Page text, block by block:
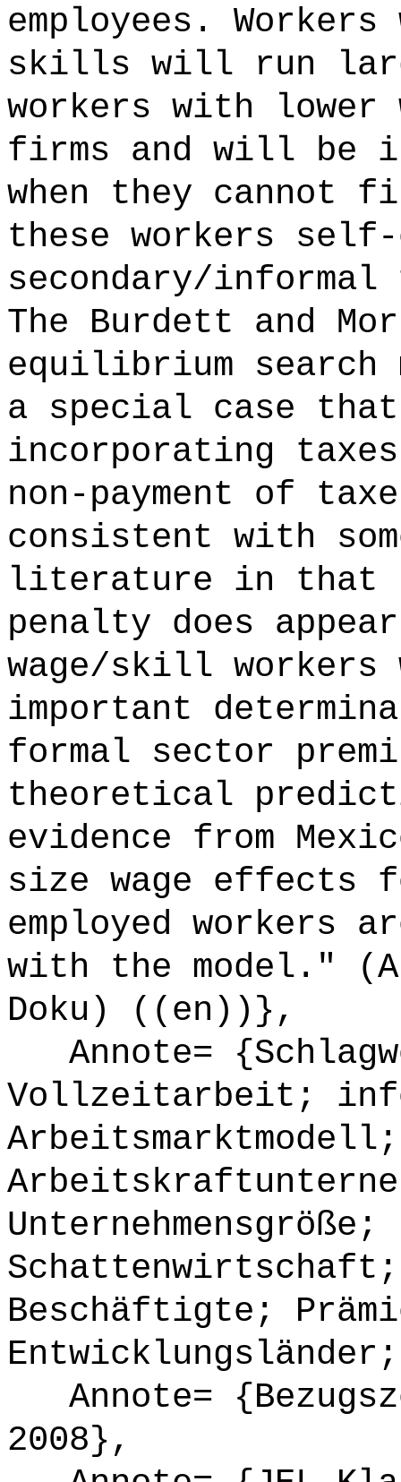
employees.
skills will run
workers with lower
firms and will be
when they cannot
these workers self-
secondary/informal
The Burdett and
equilibrium search
a special case that
incorporating
non-payment of
consistent with
literature in that
penalty does
wage/skill
important
formal sector
theoretical
evidence from
size wage effects
employed workers
with the model."
Doku) ((en))},
Annote=
Vollzeitarbeit;
Arbeitsmarktmodell;
Schattenwirtschaft;
Beschäftigte;
Annote=
2008},